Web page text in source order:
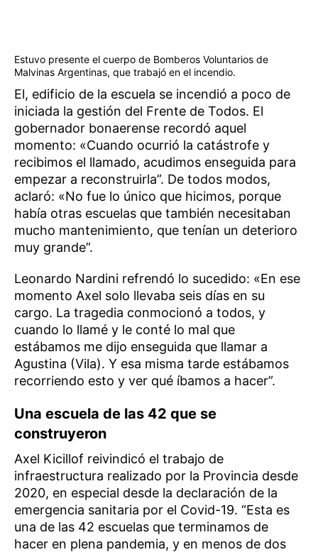
Estuvo presente el cuerpo de Bomberos Voluntarios de
Malvinas Argentinas, que trabajó en el incendio.
El, edificio de la escuela se incendió a poco de
iniciada la gestión del Frente de Todos. El
gobernador bonaerense recordó aquel
momento: «Cuando ocurrió la catástrofe y
recibimos el llamado, acudimos enseguida para
empezar a reconstruirla”. De todos modos,
aclaró: «No fue lo único que hicimos, porque
había otras escuelas que también necesitaban
mucho mantenimiento, que tenían un deterioro
muy grande”.
Leonardo Nardini refrendó lo sucedido: «En ese
momento Axel solo llevaba seis días en su
cargo. La tragedia conmocionó a todos, y
cuando lo llamé y le conté lo mal que
estábamos me dijo enseguida que llamar a
Agustina (Vila). Y esa misma tarde estábamos
recorriendo esto y ver qué íbamos a hacer”.
Una escuela de las 42 que se
construyeron
Axel Kicillof reivindicó el trabajo de
infraestructura realizado por la Provincia desde
2020, en especial desde la declaración de la
emergencia sanitaria por el Covid-19. “Esta es
una de las 42 escuelas que terminamos de
hacer en plena pandemia, y en menos de dos